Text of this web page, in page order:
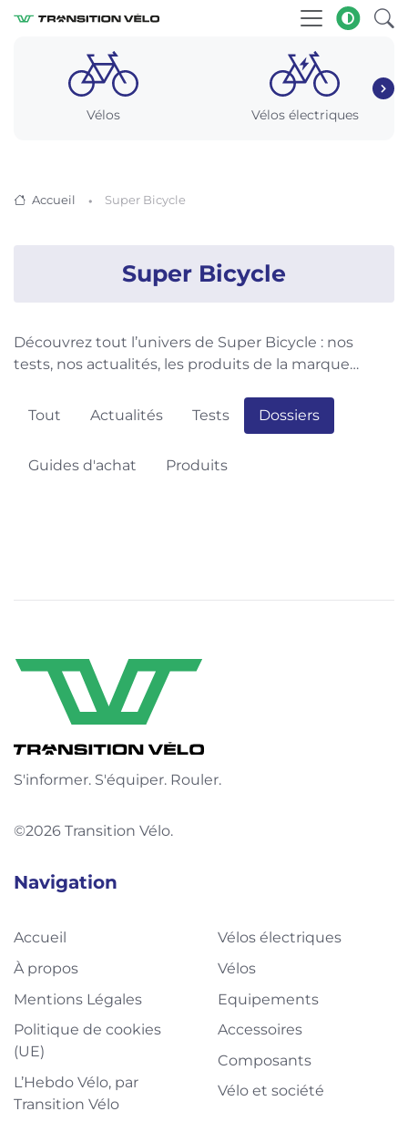
Vélos Vélos électriques
Accueil Super Bicycle
Super Bicycle
Découvrez tout l’univers de Super Bicycle : nos
tests, nos actualités, les produits de la marque…
Tout Actualités Tests Dossiers
Guides d'achat Produits
S'informer. S'équiper. Rouler.
©2026 Transition Vélo.
Navigation
Accueil
À propos
Mentions Légales
Politique de cookies
(UE)
L’Hebdo Vélo, par
Transition Vélo
Vélos électriques
Vélos
Equipements
Accessoires
Composants
Vélo et société